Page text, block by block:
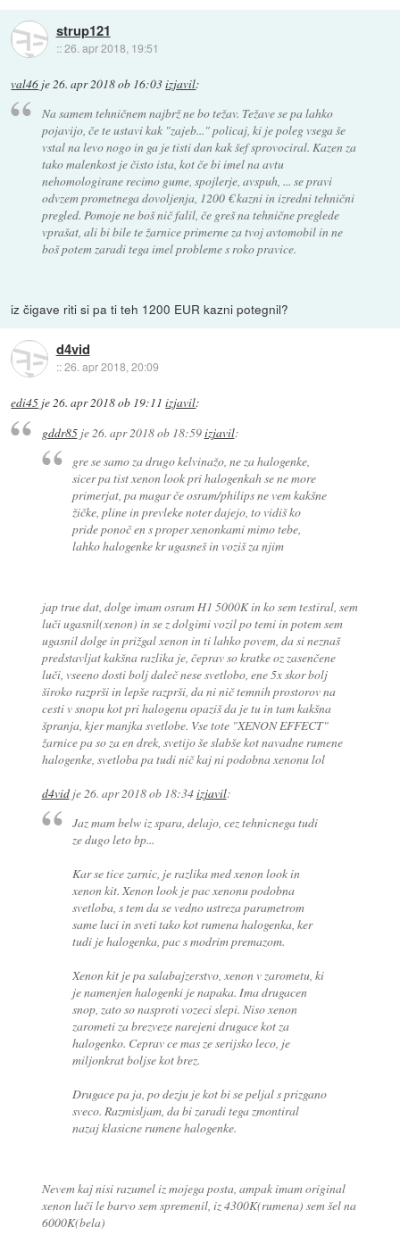
strup121
::26. apr 2018, 19:51
val46 je26. apr 2018 ob 16:03izjavil:
Na samem tehničnem najbrž ne bo težav. Težave se pa lahko
pojavijo, če te ustavi kak "zajeb..." policaj, ki je poleg vsega še
vstal na levo nogo in ga je tisti dan kak šef sprovociral. Kazen za
tako malenkost je čisto ista, kot če bi imel na avtu
nehomologirane recimo gume, spojlerje, avspuh, ... se pravi
odvzem prometnega dovoljenja, 1200 € kazni in izredni tehnični
pregled. Pomoje ne boš nič falil, če greš na tehnične preglede
vprašat, ali bi bile te žarnice primerne za tvoj avtomobil in ne
boš potem zaradi tega imel probleme s roko pravice.
iz čigave riti si pa ti teh 1200 EUR kazni potegnil?
d4vid
::26. apr 2018, 20:09
edi45 je26. apr 2018 ob 19:11 izjavil:
gddr85je 26. apr 2018 ob 18:59izjavil:
gre se samo za drugo kelvinažo, ne za halogenke,
sicer pa tist xenon look pri halogenkah se ne more
primerjat, pa magar če osram/philips ne vem kakšne
žičke, pline in prevleke noter dajejo, to vidiš ko
pride ponoč en s proper xenonkami mimo tebe,
lahko halogenke kr ugasneš in voziš za njim
jap true dat, dolge imam osram H1 5000K in ko sem testiral, sem
luči ugasnil(xenon) in se z dolgimi vozil po temi in potem sem
ugasnil dolge in prižgal xenon in ti lahko povem, da si neznaš
predstavljat kakšna razlika je, čeprav so kratke oz zasenčene
luči, vseeno dosti bolj daleč nese svetlobo, ene 5x skor bolj
široko razprši in lepše razprši, da ni nič temnih prostorov na
cesti v snopu kot pri halogenu opaziš da je tu in tam kakšna
špranja, kjer manjka svetlobe. Vse tote "XENON EFFECT"
žarnice pa so za en drek, svetijo še slabše kot navadne rumene
halogenke, svetloba pa tudi nič kaj ni podobna xenonu lol
d4vidje26. apr 2018 ob 18:34izjavil:
Jaz mam belw iz spara, delajo, cez tehnicnega tudi
ze dugo leto bp...
Kar se tice zarnic, je razlika med xenon look in
xenon kit. Xenon look je pac xenonu podobna
svetloba, s tem da se vedno ustreza parametrom
same luci in sveti tako kot rumena halogenka, ker
tudi je halogenka, pac s modrim premazom.
Xenon kit je pa salabajzerstvo, xenon v zarometu, ki
je namenjen halogenki je napaka. Ima drugacen
snop, zato so nasproti vozeci slepi. Niso xenon
zarometi za brezveze narejeni drugace kot za
halogenko. Ceprav ce mas ze serijsko leco, je
miljonkrat boljse kot brez.
Drugace pa ja, po dezju je kot bi se peljal s prizgano
sveco. Razmisljam, da bi zaradi tega zmontiral
nazaj klasicne rumene halogenke.
Nevem kaj nisi razumel iz mojega posta, ampak imam original
xenon luči le barvo sem spremenil, iz 4300K(rumena) sem šel na
6000K(bela)